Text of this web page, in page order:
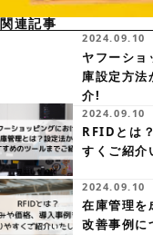
関連記事
2024.09.10
ヤフーショ
庫設定方法
介!
2024.09.10
RFIDとは
すくご紹介
2024.09.10
在庫管理を
改善事例に